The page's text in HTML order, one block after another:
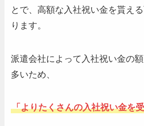
とで、高額な入社祝い金を貰え
ります。
派遣会社によって入社祝い金の
多いため、
「よりたくさんの入社祝い金を